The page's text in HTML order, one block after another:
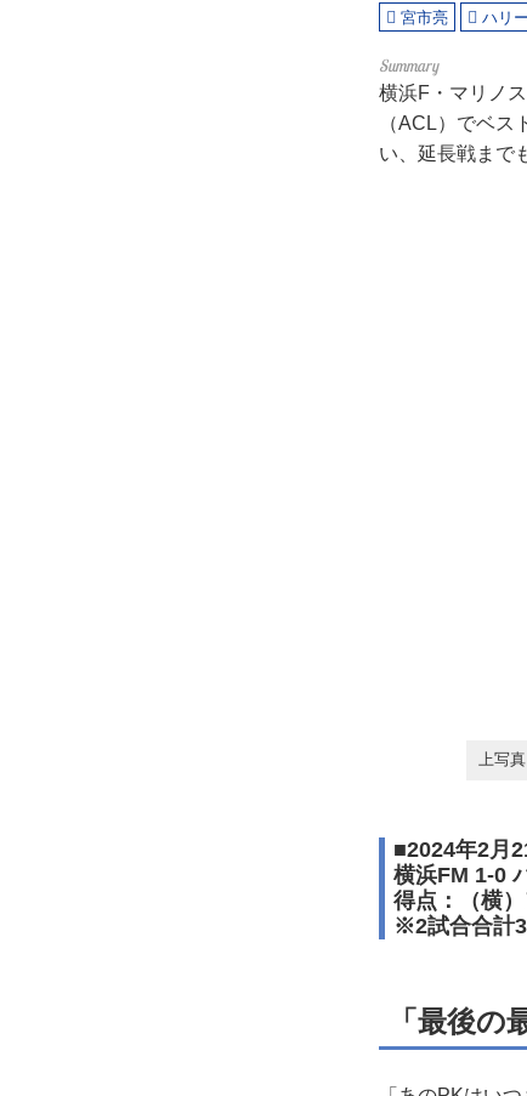
宮市亮
ハリ
横浜F・マリノ
（ACL）でベ
い、延長戦まで
上写
■2024年2月
横浜FM 1-0
得点：（横
※2試合合計
「最後の